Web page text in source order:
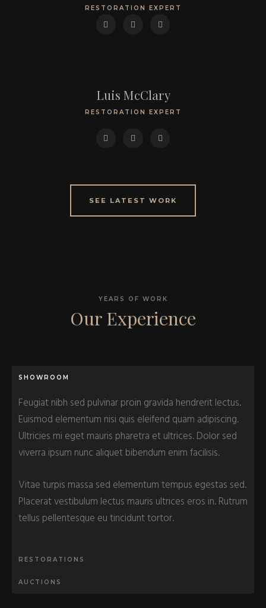
RESTORATION EXPERT
Luis McClary
RESTORATION EXPERT
SEE LATEST WORK
YEARS OF WORK
Our Experience
SHOWROOM
Feugiat nibh sed pulvinar proin gravida hendrerit lectus.
Euismod elementum nisi quis eleifend quam adipiscing.
Ultricies mi eget mauris pharetra et ultrices. Dolor sed
viverra ipsum nunc aliquet bibendum enim facilisis.
Vitae turpis massa sed elementum tempus egestas sed.
Placerat vestibulum lectus mauris ultrices eros in. Rutrum
tellus pellentesque eu tincidunt tortor.
RESTORATIONS
AUCTIONS